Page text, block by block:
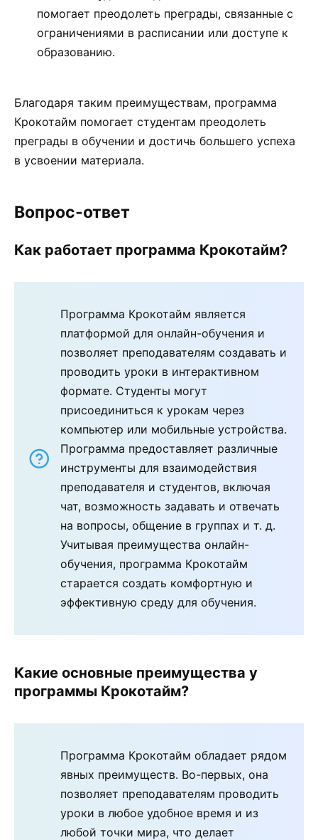
помогает преодолеть преграды, связанные с
ограничениями в расписании или доступе к
образованию.
Благодаря таким преимуществам, программа
Крокотайм помогает студентам преодолеть
преграды в обучении и достичь большего успеха
в усвоении материала.
Вопрос-ответ
Как работает программа Крокотайм?
Программа Крокотайм является
платформой для онлайн-обучения и
позволяет преподавателям создавать и
проводить уроки в интерактивном
формате. Студенты могут
присоединиться к урокам через
компьютер или мобильные устройства.
Программа предоставляет различные
инструменты для взаимодействия
преподавателя и студентов, включая
чат, возможность задавать и отвечать
на вопросы, общение в группах и т. д.
Учитывая преимущества онлайн-
обучения, программа Крокотайм
старается создать комфортную и
эффективную среду для обучения.
Какие основные преимущества у
программы Крокотайм?
Программа Крокотайм обладает рядом
явных преимуществ. Во-первых, она
позволяет преподавателям проводить
уроки в любое удобное время и из
любой точки мира, что делает